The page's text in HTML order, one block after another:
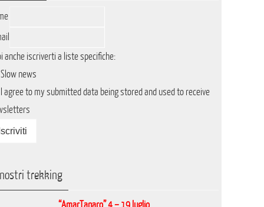
anche iscriverti a liste specifiche:
Slow news
I agree to my submitted data being stored and used to receive
I nostri trekking